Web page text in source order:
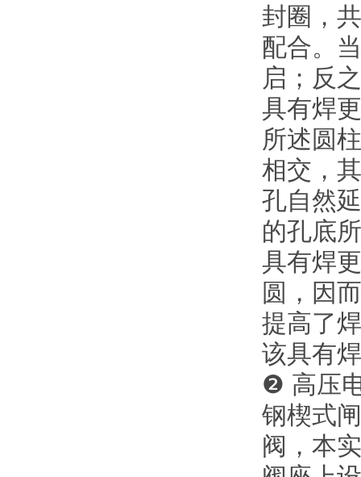
封圈，
配合。
启；反
具有焊
所述圆
相交，
孔自然
的孔底
具有焊
圆，因
提高了
该具有
❷ 高压
钢楔式
阀，本